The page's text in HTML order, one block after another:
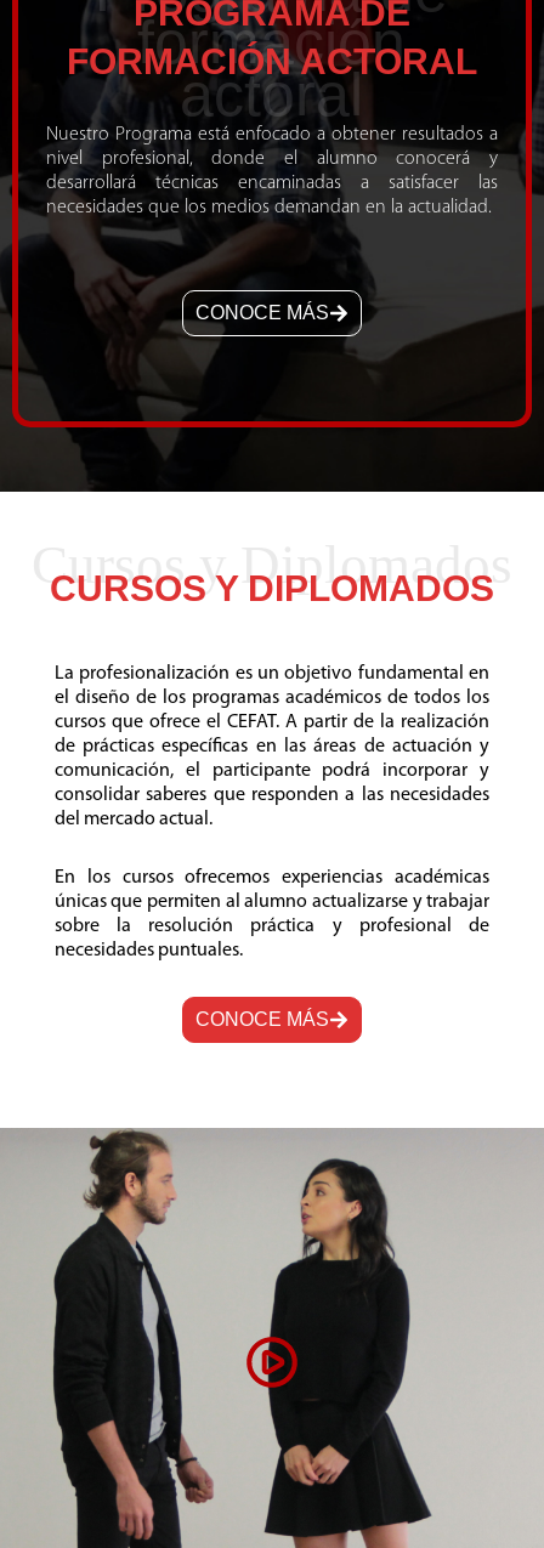
formación
actoral
PROGRAMA DE
FORMACIÓN ACTORAL
Nuestro Programa está enfocado a obtener resultados a
nivel profesional, donde el alumno conocerá y
desarrollará técnicas encaminadas a satisfacer las
necesidades que los medios demandan en la actualidad.
CONOCE MÁS
Cursos y Diplomados
CURSOS Y DIPLOMADOS
La profesionalización es un objetivo fundamental en
el diseño de los programas académicos de todos los
cursos que ofrece el CEFAT. A partir de la realización
de prácticas específicas en las áreas de actuación y
comunicación, el participante podrá incorporar y
consolidar saberes que responden a las necesidades
del mercado actual.
En los cursos ofrecemos experiencias académicas
únicas que permiten al alumno actualizarse y trabajar
sobre la resolución práctica y profesional de
necesidades puntuales.
CONOCE MÁS